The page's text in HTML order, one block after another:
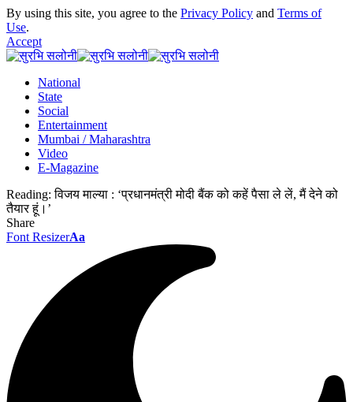
By using this site, you agree to the Privacy Policy and Terms of
Use.
Accept
National
State
Social
Entertainment
Mumbai / Maharashtra
Video
E-Magazine
Reading: विजय माल्या : ‘प्रधानमंत्री मोदी बैंक को कहें पैसा ले लें, मैं देने को
तैयार हूं।’
Share
Font ResizerAa